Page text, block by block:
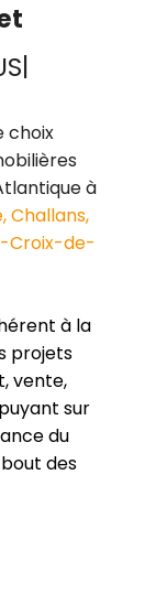
|
choix
à
Challans,
Croix-de-
à la
projets
vente,
sur
du
des